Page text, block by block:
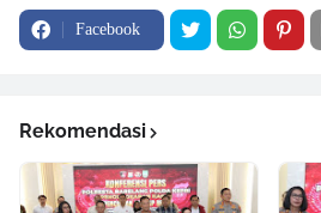
Facebook
Rekomendasi